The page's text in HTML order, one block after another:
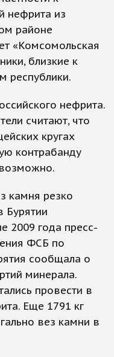
нефрита из
районе
«Комсомольская
близкие к
республики.
нефрита.
считают, что
кругах
контрабанду
камня резко
Бурятии
2009 года пресс-
ФСБ по
сообщала о
минерала.
провести в
Еще 1791 кг
вез камни в